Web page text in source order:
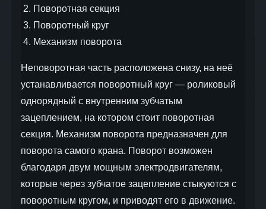
Поворотная секция
Поворотный круг
Механизм поворота
Неповоротная часть расположена снизу, на неё
устанавливается поворотный круг — роликовый
однорядный с внутренним зубчатым
зацеплением, на котором стоит поворотная
секция. Механизм поворота предназначен для
поворота самого крана. Поворот возможен
благодаря двум мощным электродвигателям,
которые через зубчатое зацепление стыкуются с
поворотным кругом, и приводят его в движение.